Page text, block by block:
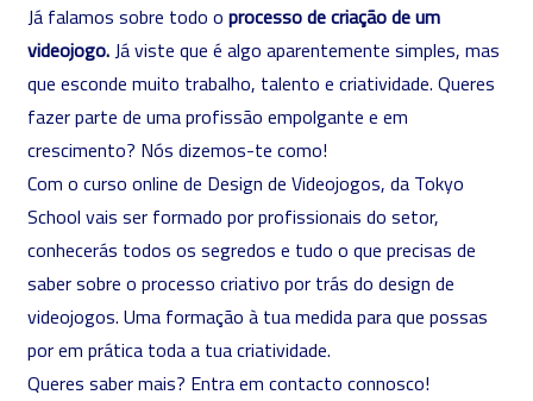
Já falamos sobre todo o processo de criação de um
videojogo. Já viste que é algo aparentemente simples, mas
que esconde muito trabalho, talento e criatividade. Queres
fazer parte de uma profissão empolgante e em
crescimento? Nós dizemos-te como!
Com o curso online de Design de Videojogos, da Tokyo
School vais ser formado por profissionais do setor,
conhecerás todos os segredos e tudo o que precisas de
saber sobre o processo criativo por trás do design de
videojogos. Uma formação à tua medida para que possas
por em prática toda a tua criatividade.
Queres saber mais? Entra em contacto connosco!